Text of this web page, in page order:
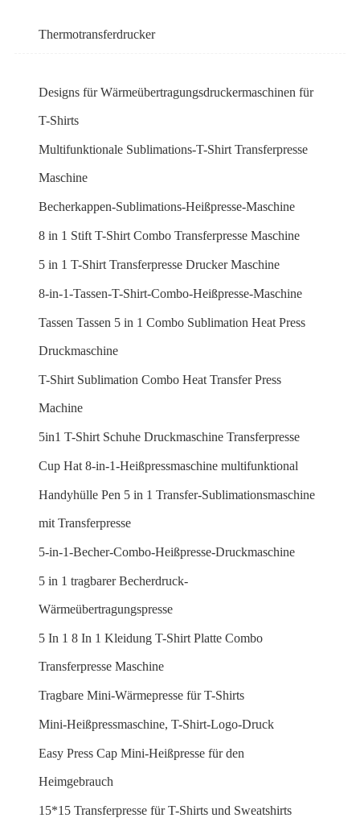
Thermotransferdrucker
Designs für Wärmeübertragungsdruckermaschinen für
T-Shirts
Multifunktionale Sublimations-T-Shirt Transferpresse
Maschine
Becherkappen-Sublimations-Heißpresse-Maschine
8 in 1 Stift T-Shirt Combo Transferpresse Maschine
5 in 1 T-Shirt Transferpresse Drucker Maschine
8-in-1-Tassen-T-Shirt-Combo-Heißpresse-Maschine
Tassen Tassen 5 in 1 Combo Sublimation Heat Press
Druckmaschine
T-Shirt Sublimation Combo Heat Transfer Press
Machine
5in1 T-Shirt Schuhe Druckmaschine Transferpresse
Cup Hat 8-in-1-Heißpressmaschine multifunktional
Handyhülle Pen 5 in 1 Transfer-Sublimationsmaschine
mit Transferpresse
5-in-1-Becher-Combo-Heißpresse-Druckmaschine
5 in 1 tragbarer Becherdruck-
Wärmeübertragungspresse
5 In 1 8 In 1 Kleidung T-Shirt Platte Combo
Transferpresse Maschine
Tragbare Mini-Wärmepresse für T-Shirts
Mini-Heißpressmaschine, T-Shirt-Logo-Druck
Easy Press Cap Mini-Heißpresse für den
Heimgebrauch
15*15 Transferpresse für T-Shirts und Sweatshirts